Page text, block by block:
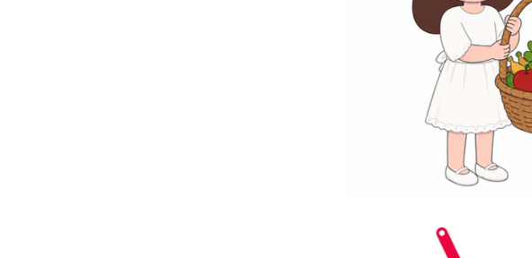
ושליפה